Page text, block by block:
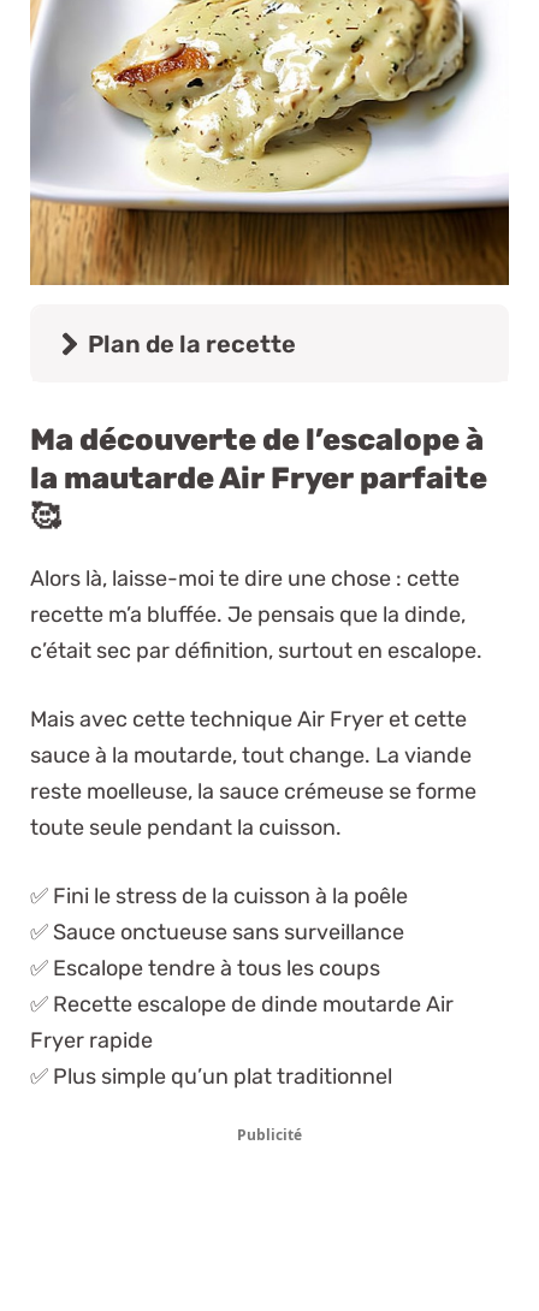
Plan de la recette
Ma découverte de l’escalope à
la mautarde Air Fryer parfaite
🥰
Alors là, laisse-moi te dire une chose : cette
recette m’a bluffée. Je pensais que la dinde,
c’était sec par définition, surtout en escalope.
Mais avec cette technique Air Fryer et cette
sauce à la moutarde, tout change. La viande
reste moelleuse, la sauce crémeuse se forme
toute seule pendant la cuisson.
✅ Fini le stress de la cuisson à la poêle
✅ Sauce onctueuse sans surveillance
✅ Escalope tendre à tous les coups
✅ Recette escalope de dinde moutarde Air
Fryer rapide
✅ Plus simple qu’un plat traditionnel
Publicité